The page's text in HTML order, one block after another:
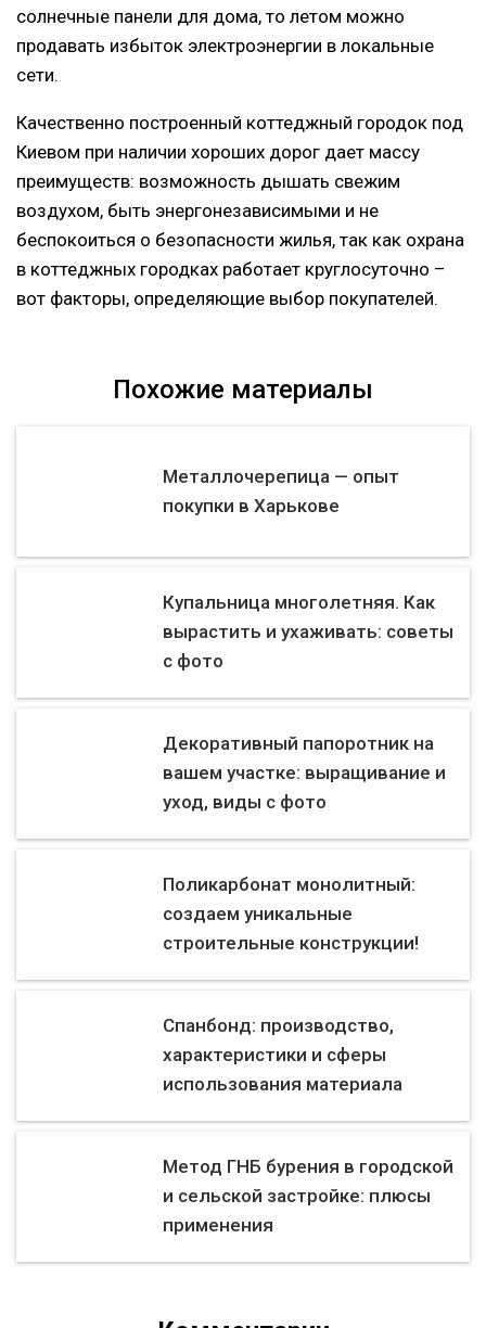
солнечные панели ​​для дома, то летом можно
продавать избыток электроэнергии в локальные
сети.
Качественно построенный коттеджный городок под
Киевом при наличии хороших дорог дает массу
преимуществ: возможность дышать свежим
воздухом, быть энергонезависимыми и не
беспокоиться о безопасности жилья, так как охрана
в коттеджных городках работает круглосуточно –
вот факторы, определяющие выбор покупателей.
Похожие материалы
Металлочерепица — опыт
покупки в Харькове
Купальница многолетняя. Как
вырастить и ухаживать: советы
с фото
Декоративный папоротник на
вашем участке: выращивание и
уход, виды с фото
Поликарбонат монолитный:
создаем уникальные
строительные конструкции!
Спанбонд: производство,
характеристики и сферы
использования материала
Метод ГНБ бурения в городской
и сельской застройке: плюсы
применения